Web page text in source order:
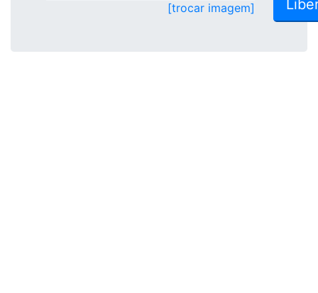
[trocar imagem]